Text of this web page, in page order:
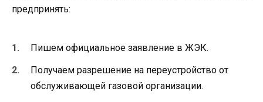
предпринять:
Пишем официальное заявление в ЖЭК.
Получаем разрешение на переустройство от
обслуживающей газовой организации.